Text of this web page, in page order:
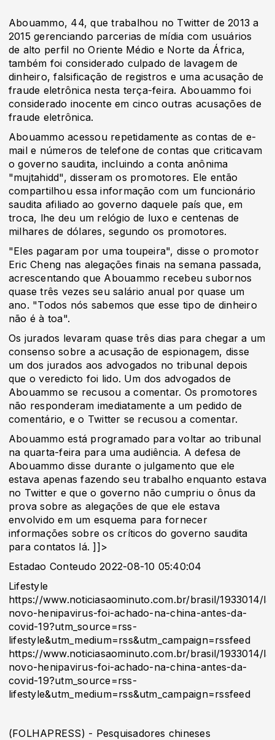
Abouammo, 44, que trabalhou no Twitter de 2013 a
2015 gerenciando parcerias de mídia com usuários
de alto perfil no Oriente Médio e Norte da África,
também foi considerado culpado de lavagem de
dinheiro, falsificação de registros e uma acusação de
fraude eletrônica nesta terça-feira. Abouammo foi
considerado inocente em cinco outras acusações de
fraude eletrônica.
Abouammo acessou repetidamente as contas de e-
mail e números de telefone de contas que criticavam
o governo saudita, incluindo a conta anônima
"mujtahidd", disseram os promotores. Ele então
compartilhou essa informação com um funcionário
saudita afiliado ao governo daquele país que, em
troca, lhe deu um relógio de luxo e centenas de
milhares de dólares, segundo os promotores.
"Eles pagaram por uma toupeira", disse o promotor
Eric Cheng nas alegações finais na semana passada,
acrescentando que Abouammo recebeu subornos
quase três vezes seu salário anual por quase um
ano. "Todos nós sabemos que esse tipo de dinheiro
não é à toa".
Os jurados levaram quase três dias para chegar a um
consenso sobre a acusação de espionagem, disse
um dos jurados aos advogados no tribunal depois
que o veredicto foi lido. Um dos advogados de
Abouammo se recusou a comentar. Os promotores
não responderam imediatamente a um pedido de
comentário, e o Twitter se recusou a comentar.
Abouammo está programado para voltar ao tribunal
na quarta-feira para uma audiência. A defesa de
Abouammo disse durante o julgamento que ele
estava apenas fazendo seu trabalho enquanto estava
no Twitter e que o governo não cumpriu o ônus da
prova sobre as alegações de que ele estava
envolvido em um esquema para fornecer
informações sobre os críticos do governo saudita
para contatos lá. ]]>
Estadao Conteudo 2022-08-10 05:40:04
Lifestyle
https://www.noticiasaominuto.com.br/brasil/1933014/
novo-henipavirus-foi-achado-na-china-antes-da-
covid-19?utm_source=rss-
lifestyle&utm_medium=rss&utm_campaign=rssfeed
https://www.noticiasaominuto.com.br/brasil/1933014/
novo-henipavirus-foi-achado-na-china-antes-da-
covid-19?utm_source=rss-
lifestyle&utm_medium=rss&utm_campaign=rssfeed
(FOLHAPRESS) - Pesquisadores chineses